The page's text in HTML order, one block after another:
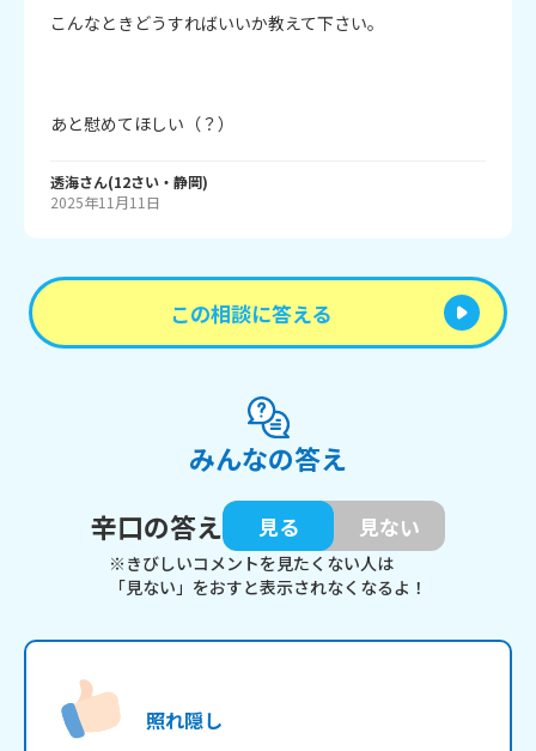
こんなときどうすればいいか教えて下さい。
あと慰めてほしい（？）
透海さん(12さい・ 静岡)
2025年11月11日
この相談に答える
みんなの答え
辛口の答え
見る 見ない
※きびしいコメントを見たくない人は
「見ない」をおすと表示されなくなるよ！
照れ隠し